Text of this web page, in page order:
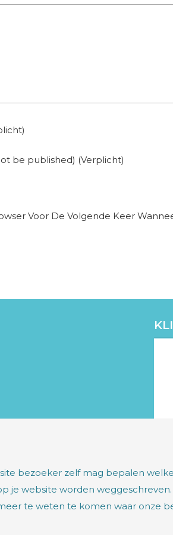
be published) (verplicht)
Voor De Volgende Keer
bezoeker zelf mag bepalen
je website worden
te weten te komen waar onze